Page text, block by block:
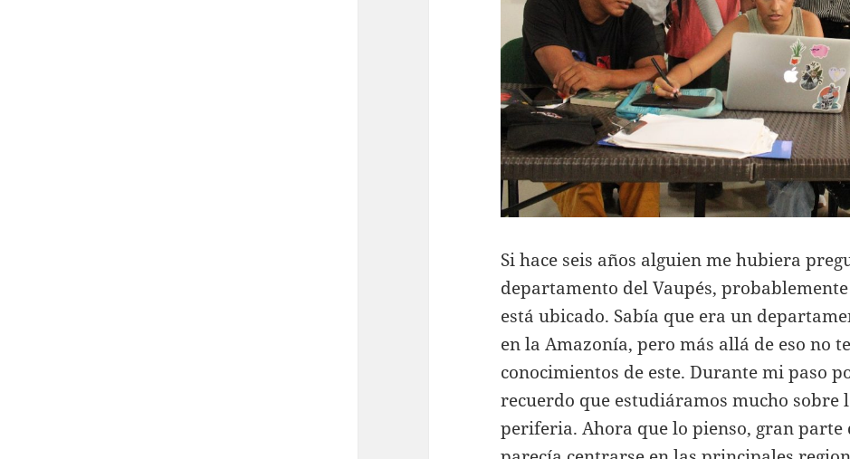
Si hace seis años alguien me hubiera
departamento del Vaupés,
está ubicado. Sabía que era un
en la Amazonía, pero más allá de eso no
conocimientos de este. Durante mi paso
recuerdo que estudiáramos mucho sobre
periferia. Ahora que lo pienso, gran parte